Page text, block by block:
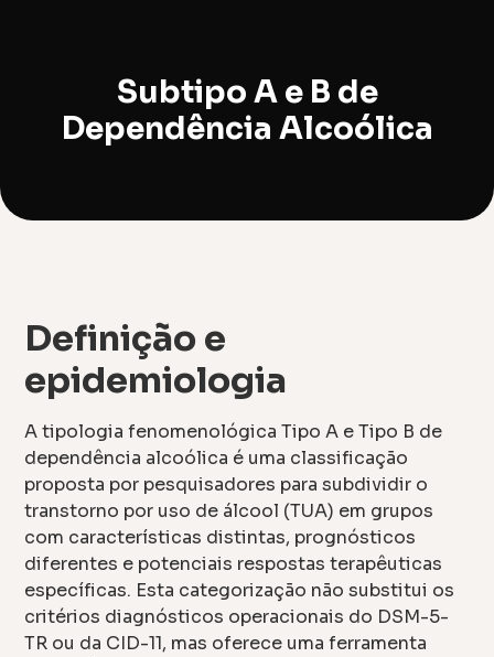
Subtipo A e B de
Dependência Alcoólica
Definição e
epidemiologia
A tipologia fenomenológica Tipo A e Tipo B de
dependência alcoólica é uma classificação
proposta por pesquisadores para subdividir o
transtorno por uso de álcool (TUA) em grupos
com características distintas, prognósticos
diferentes e potenciais respostas terapêuticas
específicas. Esta categorização não substitui os
critérios diagnósticos operacionais do DSM-5-
TR ou da CID-11, mas oferece uma ferramenta